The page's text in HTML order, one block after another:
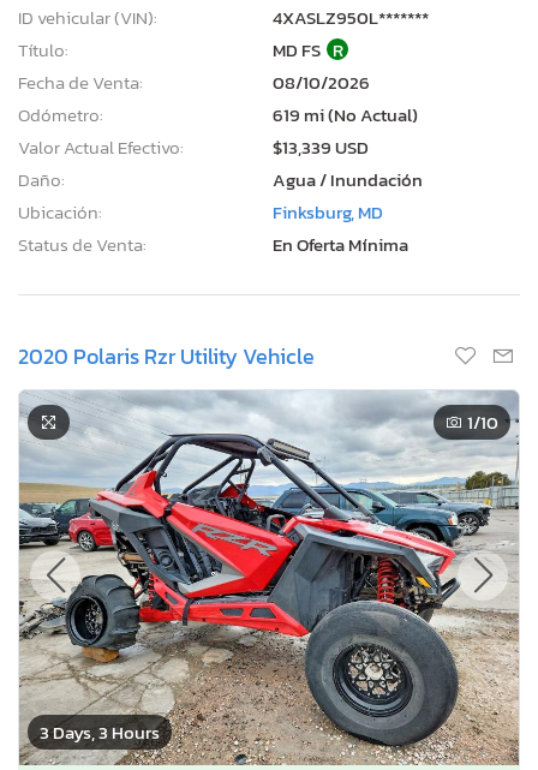
ID vehicular (VIN):
4XASLZ950L*******
Título:
MD FS R
Fecha de Venta:
08/10/2026
Odómetro:
619 mi (No Actual)
Valor Actual Efectivo:
$13,339 USD
Daño:
Agua / Inundación
Ubicación:
Finksburg, MD
Status de Venta:
En Oferta Mínima
2020 Polaris Rzr Utility Vehicle
3 Days, 3 Hours
1/10